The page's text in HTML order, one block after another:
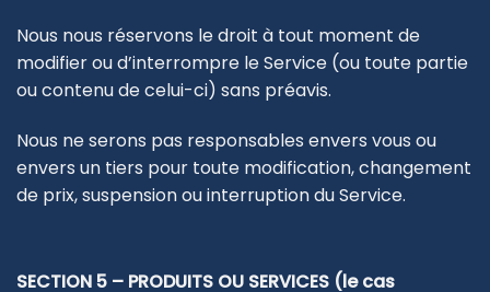
Nous nous réservons le droit à tout moment de
modifier ou d’interrompre le Service (ou toute partie
ou contenu de celui-ci) sans préavis.
Nous ne serons pas responsables envers vous ou
envers un tiers pour toute modification, changement
de prix, suspension ou interruption du Service.
SECTION 5 – PRODUITS OU SERVICES (le cas